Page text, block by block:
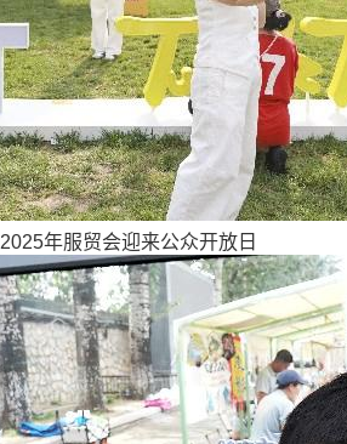
2025年服贸会迎来公众开放日